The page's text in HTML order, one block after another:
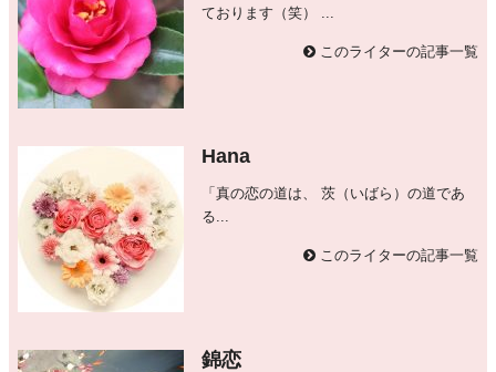
ております（笑） ...
このライターの記事一覧
Hana
「真の恋の道は、 茨（いばら）の道であ
る...
このライターの記事一覧
錦恋